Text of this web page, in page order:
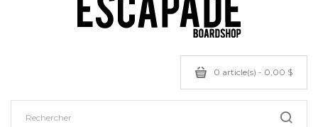
0 article(s) - 0,00 $